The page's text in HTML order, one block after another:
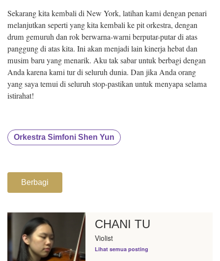
Sekarang kita kembali di New York, latihan kami dengan penari
melanjutkan seperti yang kita kembali ke pit orkestra, dengan
drum gemuruh dan rok berwarna-warni berputar-putar di atas
panggung di atas kita. Ini akan menjadi lain kinerja hebat dan
musim baru yang menarik. Aku tak sabar untuk berbagi dengan
Anda karena kami tur di seluruh dunia. Dan jika Anda orang
yang saya temui di seluruh stop-pastikan untuk menyapa selama
istirahat!
Orkestra Simfoni Shen Yun
Berbagi
CHANI TU
Violist
Lihat semua posting